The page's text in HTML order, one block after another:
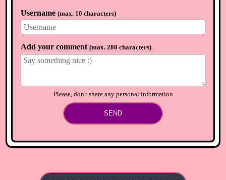
Username (max. 10 characters)
Add your comment (max. 280 characters)
Please, don't share any personal information
SEND